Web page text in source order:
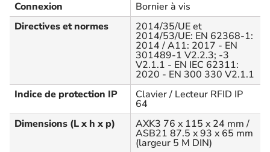
Connexion
Bornier à vis
Directives et normes
2014/35/UE et
2014/53/UE: EN 62368-1:
2014 / A11: 2017 - EN
301489-1 V2.2.3; -3
V2.1.1 - EN IEC 62311:
2020 - EN 300 330 V2.1.1
Indice de protection IP
Clavier / Lecteur RFID IP
64
Dimensions (L x h x p)
AXK3 76 x 115 x 24 mm /
ASB21 87.5 x 93 x 65 mm
(largeur 5 M DIN)